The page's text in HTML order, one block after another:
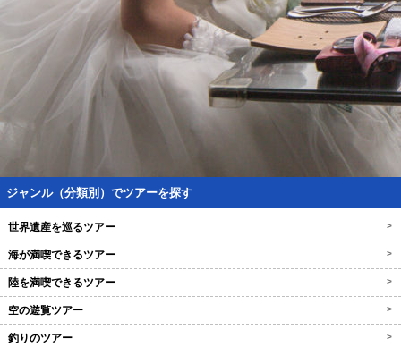
ジャンル（分類別）でツアーを探す
世界遺産を巡るツアー >
海が満喫できるツアー >
陸を満喫できるツアー >
空の遊覧ツアー >
釣りのツアー >